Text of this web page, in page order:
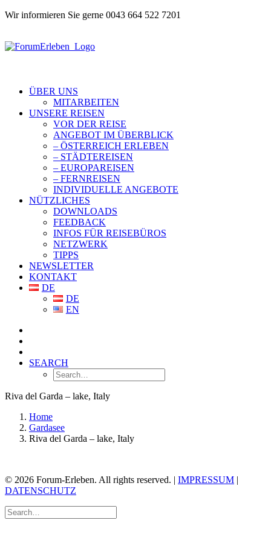
Wir informieren Sie gerne 0043 664 522 7201
ÜBER UNS
MITARBEITEN
UNSERE REISEN
VOR DER REISE
ANGEBOT IM ÜBERBLICK
– ÖSTERREICH ERLEBEN
– STÄDTEREISEN
– EUROPAREISEN
– FERNREISEN
INDIVIDUELLE ANGEBOTE
NÜTZLICHES
DOWNLOADS
FEEDBACK
INFOS FÜR REISEBÜROS
NETZWERK
TIPPS
NEWSLETTER
KONTAKT
DE
DE
EN
SEARCH
Riva del Garda – lake, Italy
Home
Gardasee
Riva del Garda – lake, Italy
© 2026 Forum-Erleben. All rights reserved. | IMPRESSUM |
DATENSCHUTZ